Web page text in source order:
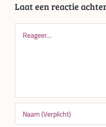
Laat een reactie
Reageer